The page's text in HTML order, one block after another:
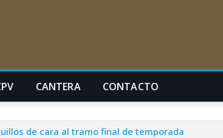
CANTERA CONTACTO
de cara al tramo final de temporada